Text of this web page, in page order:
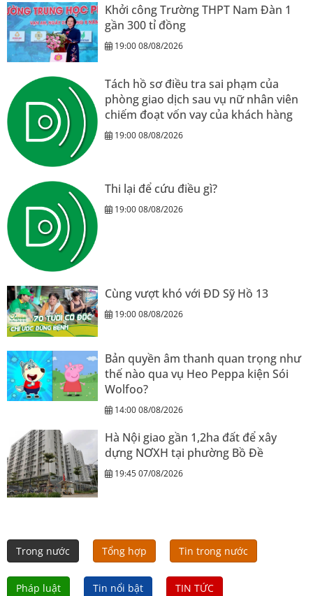
Khởi công Trường THPT Nam Đàn 1
gần 300 tỉ đồng
19:00 08/08/2026
Tách hồ sơ điều tra sai phạm của
phòng giao dịch sau vụ nữ nhân viên
chiếm đoạt vốn vay của khách hàng
19:00 08/08/2026
Thi lại để cứu điều gì?
19:00 08/08/2026
Cùng vượt khó với ĐD Sỹ Hồ 13
19:00 08/08/2026
Bản quyền âm thanh quan trọng như
thế nào qua vụ Heo Peppa kiện Sói
Wolfoo?
14:00 08/08/2026
Hà Nội giao gần 1,2ha đất để xây
dựng NƠXH tại phường Bồ Đề
19:45 07/08/2026
Trong nước Tổng hợp Tin trong nước
Pháp luật Tin nổi bật TIN TỨC